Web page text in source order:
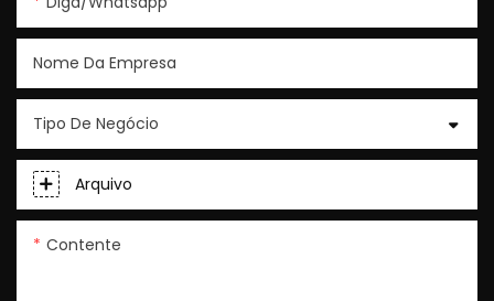
Nome Da Empresa
Tipo De Negócio
Arquivo
Contente